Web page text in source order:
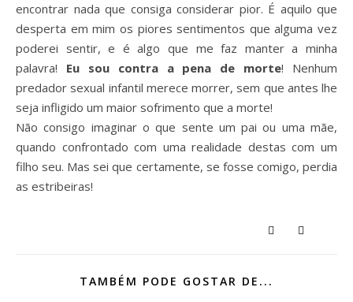
encontrar nada que consiga considerar pior. É aquilo que
desperta em mim os piores sentimentos que alguma vez
poderei sentir, e é algo que me faz manter a minha
palavra! Eu sou contra a pena de morte! Nenhum
predador sexual infantil merece morrer, sem que antes lhe
seja infligido um maior sofrimento que a morte!
Não consigo imaginar o que sente um pai ou uma mãe,
quando confrontado com uma realidade destas com um
filho seu. Mas sei que certamente, se fosse comigo, perdia
as estribeiras!
TAMBÉM PODE GOSTAR DE...